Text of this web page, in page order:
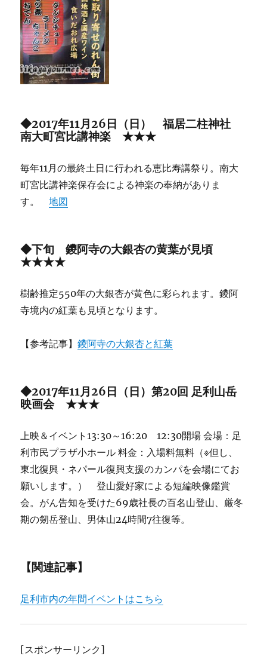
◆2017年11月26日（日） 福居二柱神社
南大町宮比講神楽 ★★★
毎年11月の最終土日に行われる恵比寿講祭り。南大
町宮比講神楽保存会による神楽の奉納がありま
す。地図
◆下旬 鑁阿寺の大銀杏の黄葉が見頃
★★★★
樹齢推定550年の大銀杏が黄色に彩られます。鑁阿
寺境内の紅葉も見頃となります。
【参考記事】鑁阿寺の大銀杏と紅葉
◆2017年11月26日（日）第20回 足利山岳
映画会 ★★★
上映＆イベント13:30～16:20 12:30開場 会場：足
利市民プラザ小ホール 料金：入場料無料（※但し、
東北復興・ネパール復興支援のカンパを会場にてお
願いします。） 登山愛好家による短編映像鑑賞
会。がん告知を受けた69歳社長の百名山登山、厳冬
期の剱岳登山、男体山24時間7往復等。
【関連記事】
足利市内の年間イベントはこちら
[スポンサーリンク]